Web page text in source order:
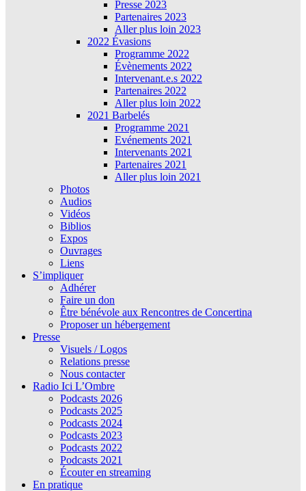
Presse 2023
Partenaires 2023
Aller plus loin 2023
2022 Évasions
Programme 2022
Évènements 2022
Intervenant.e.s 2022
Partenaires 2022
Aller plus loin 2022
2021 Barbelés
Programme 2021
Evénements 2021
Intervenants 2021
Partenaires 2021
Aller plus loin 2021
Photos
Audios
Vidéos
Biblios
Expos
Ouvrages
Liens
S’impliquer
Adhérer
Faire un don
Être bénévole aux Rencontres de Concertina
Proposer un hébergement
Presse
Visuels / Logos
Relations presse
Nous contacter
Radio Ici L’Ombre
Podcasts 2026
Podcasts 2025
Podcasts 2024
Podcasts 2023
Podcasts 2022
Podcasts 2021
Écouter en streaming
En pratique